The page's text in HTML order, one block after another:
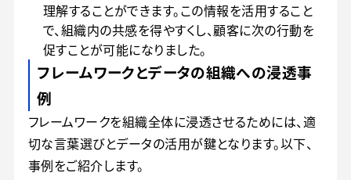
理解することができます。この情報を活用すること
で、組織内の共感を得やすくし、顧客に次の行動を
促すことが可能になりました。
フレームワークとデータの組織への浸透事
例
フレームワークを組織全体に浸透させるためには、適
切な言葉選びとデータの活用が鍵となります。以下、
事例をご紹介します。